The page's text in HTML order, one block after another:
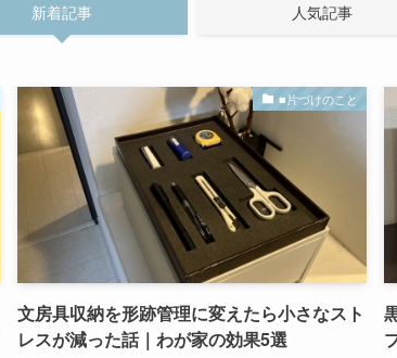
新着記事 人気記事
■片づけのこと
文房具収納を形跡管理に変えたら小さなスト
レスが減った話｜わが家の効果5選